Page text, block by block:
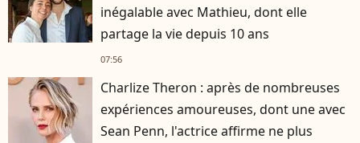
inégalable avec Mathieu, dont elle
partage la vie depuis 10 ans
07:56
Charlize Theron : après de nombreuses
expériences amoureuses, dont une avec
Sean Penn, l'actrice affirme ne plus